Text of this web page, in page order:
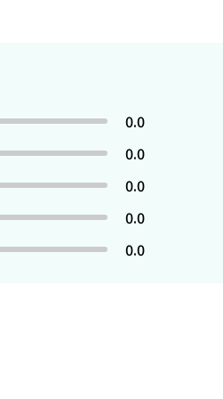
0.0
0.0
0.0
0.0
0.0